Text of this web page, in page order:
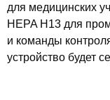
для медицинских
HEPA H13 для
и команды
устройство будет